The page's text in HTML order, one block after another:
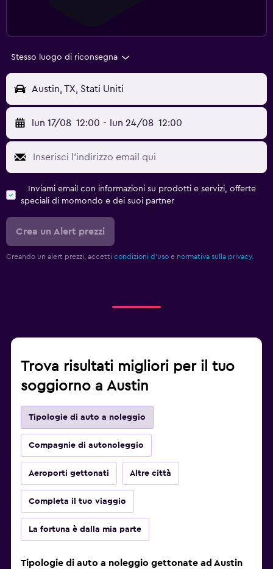
Stesso luogo di riconsegna
Austin, TX, Stati Uniti
lun 17/08 12:00 - lun 24/08 12:00
Inviami email con informazioni su prodotti e servizi, offerte
speciali di momondo e dei suoi partner
Crea un Alert prezzi
Creando un alert prezzi, accetti condizioni d'uso e normativa sulla privacy.
Trova risultati migliori per il tuo
soggiorno a Austin
Tipologie di auto a noleggio
Compagnie di autonoleggio
Aeroporti gettonati Altre città
Completa il tuo viaggio
La fortuna è dalla mia parte
Tipologie di auto a noleggio gettonate ad Austin